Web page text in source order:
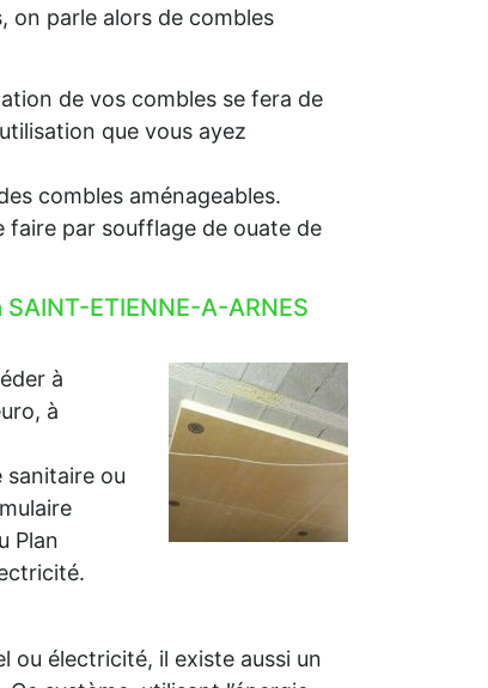
on parle alors de combles
de vos combles se fera de
que vous ayez
combles aménageables.
faire par soufflage de ouate de
ETIENNE-A-ARNES
à
à
sanitaire ou
Plan
ou électricité, il existe aussi un